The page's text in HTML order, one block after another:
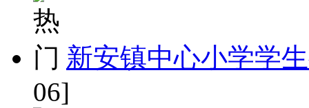
新安镇中心小学学
06]